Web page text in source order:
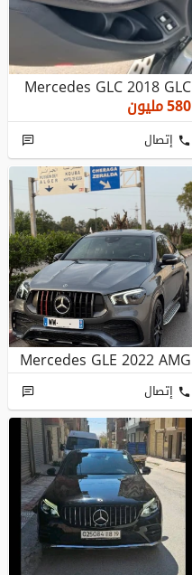
Mercedes GLC 2018 GLC
580مليون
إتصال
Mercedes GLE 2022 AMG
إتصال